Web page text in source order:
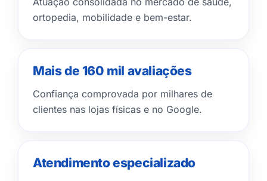
ortopedia, mobilidade e bem-estar.
Mais de 160 mil avaliações
Confiança comprovada por milhares de
clientes nas lojas físicas e no Google.
Atendimento especializado